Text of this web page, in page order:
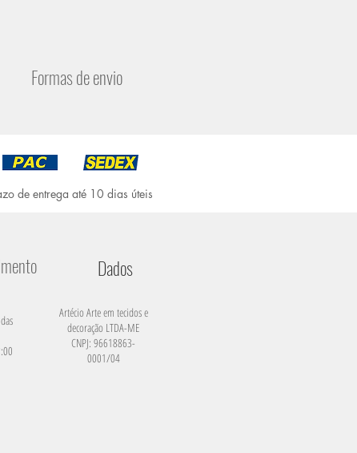
Formas de envio
de entrega até 10 dias úteis
Dados
Artécio Arte em tecidos e
decoração LTDA-ME
CNPJ: 96618863-
0001/04